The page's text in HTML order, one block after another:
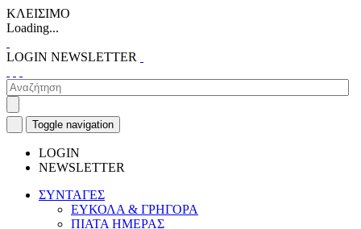
ΚΛΕΙΣΙΜΟ
Loading...
LOGIN NEWSLETTER
Toggle navigation
LOGIN
NEWSLETTER
ΣΥΝΤΑΓΕΣ
ΕΥΚΟΛΑ & ΓΡΗΓΟΡΑ
ΠΙΑΤΑ ΗΜΕΡΑΣ